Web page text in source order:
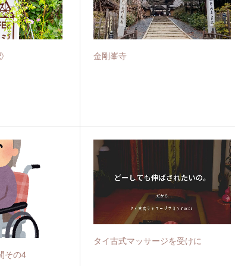
金剛峯寺
その4
タイ古式マッサージを受けに